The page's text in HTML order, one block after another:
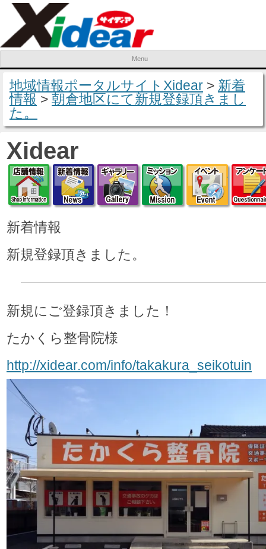
Menu
Skip to content
地域情報ポータルサイトXidear > 新着
情報 > 朝倉地区にて新規登録頂きまし
た。
Xidear
店舗情報新着情報ギャラリーミッション
イベ
新着情報
新規登録頂きました。
新規にご登録頂きました！
たかくら整骨院様
http://xidear.com/info/takakura_seikotuin